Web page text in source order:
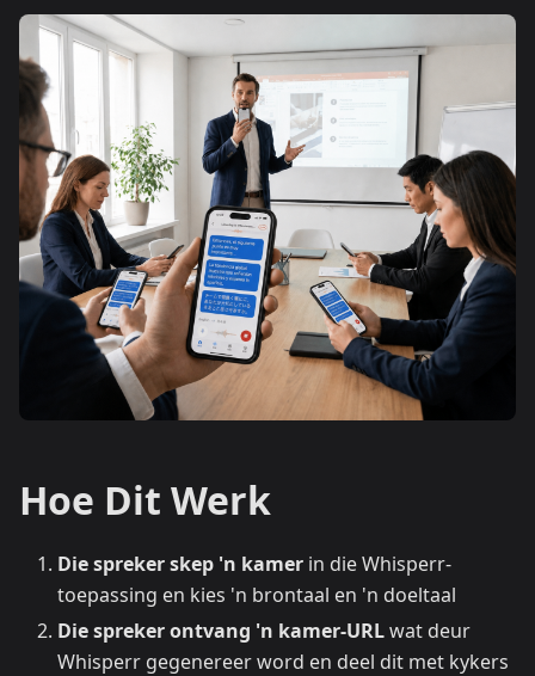
Hoe Dit Werk
Die spreker skep 'n kamer in die Whisperr-
toepassing en kies 'n brontaal en 'n doeltaal
Die spreker ontvang 'n kamer-URLwat deur
Whisperr gegenereer word en deel dit met kykers